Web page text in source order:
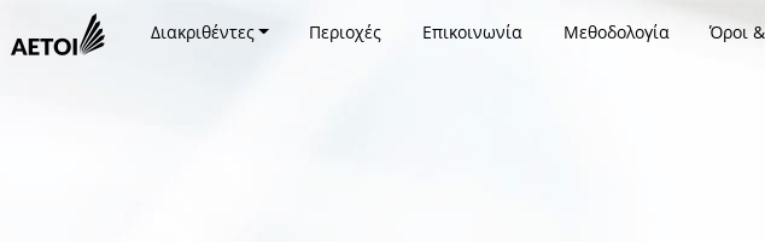
Διακριθέντες Περιοχές Επικοινωνία Μεθοδολογία Όροι